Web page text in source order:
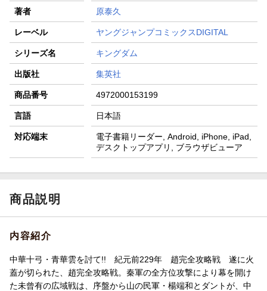
著者 原泰久
レーベル ヤングジャンプコミックスDIGITAL
シリーズ名 キングダム
出版社 集英社
商品番号 4972000153199
言語 日本語
対応端末
電子書籍リーダー, Android, iPhone, iPad,
デスクトップアプリ, ブラウザビューア
商品説明
内容紹介
中華十弓・青華雲を討て!! 紀元前229年 趙完全攻略戦 遂に火
蓋が切られた、趙完全攻略戦。秦軍の全方位攻撃により幕を開け
た未曾有の広域戦は、序盤から山の民軍・楊端和とダントが、中